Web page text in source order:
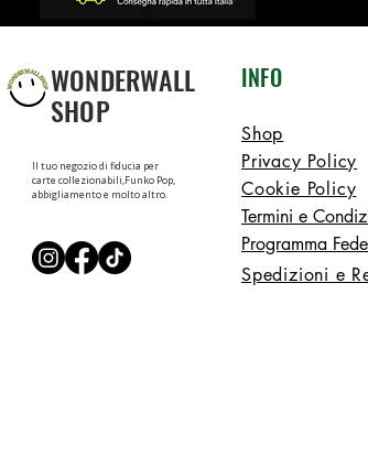
WONDERWALL
SHOP
INFO
Il tuo negozio di fiducia per
carte collezionabili,Funko Pop,
abbigliamento e molto altro.
Shop
Privacy Policy
Cookie Policy
Termini e
Programma
Spedizioni e